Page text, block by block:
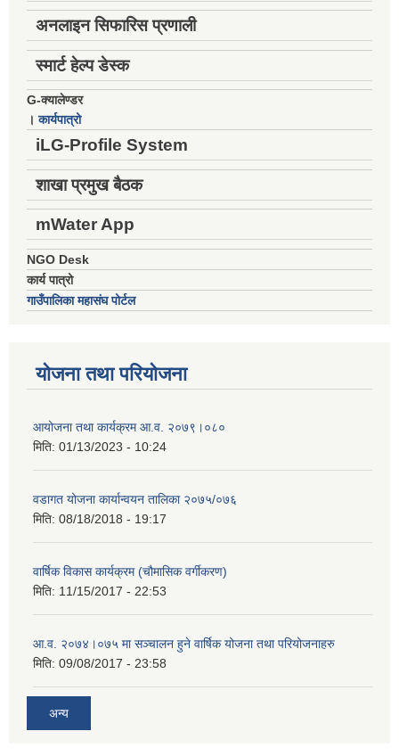
अनलाइन सिफारिस प्रणाली
स्मार्ट हेल्प डेस्क
G-क्यालेण्डर
।कार्यपात्रो
iLG-Profile System
शाखा प्रमुख बैठक
mWater App
NGO Desk
कार्य पात्रो
गाउँपालिका महासंघ पोर्टल
योजना तथा परियोजना
आयोजना तथा कार्यक्रम आ.व. २०७९।०८०
मिति: 01/13/2023 - 10:24
वडागत योजना कार्यान्वयन तालिका २०७५/०७६
मिति: 08/18/2018 - 19:17
वार्षिक विकास कार्यक्रम (चौमासिक वर्गीकरण)
मिति: 11/15/2017 - 22:53
आ.व. २०७४।०७५ मा सञ्चालन हुने वार्षिक योजना तथा परियोजनाहरु
मिति: 09/08/2017 - 23:58
अन्य